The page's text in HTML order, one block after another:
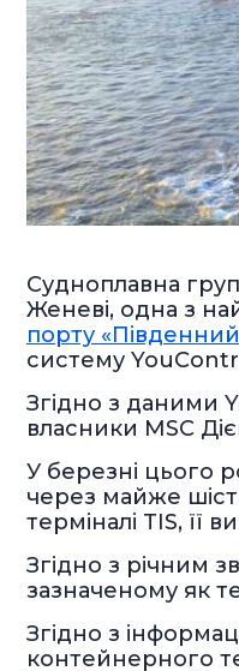
Судноплавна
Женеві, одна з
порту
систему
Згідно з даними
власники MSC
У березні цього
через майже
терміналі TIS, її
Згідно з річним
зазначеному як
Згідно з
контейнерного